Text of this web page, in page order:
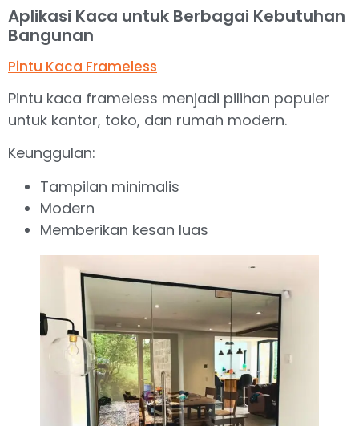
Aplikasi Kaca untuk Berbagai Kebutuhan
Bangunan
Pintu Kaca Frameless
Pintu kaca frameless menjadi pilihan populer
untuk kantor, toko, dan rumah modern.
Keunggulan:
Tampilan minimalis
Modern
Memberikan kesan luas